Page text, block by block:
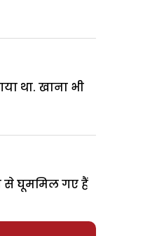
था. खाना भी
से घूममिल गए हैं